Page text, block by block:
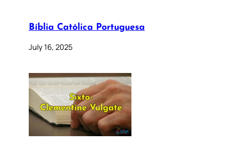
Bíblia Católica Portuguesa
July 16, 2025